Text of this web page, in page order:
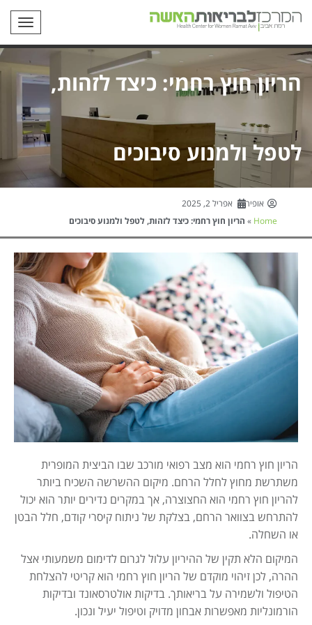
הריון חוץ רחמי: כיצד לזהות,
לטפל ולמנוע סיבוכים
אופיר
אפריל 2, 2025
Home
» הריון חוץ רחמי: כיצד לזהות, לטפל ולמנוע סיבוכים
הריון חוץ רחמי הוא מצב רפואי מורכב שבו הביצית המופרית
משתרשת מחוץ לחלל הרחם. מיקום ההשרשה השכיח ביותר
להריון חוץ רחמי הוא החצוצרה, אך במקרים נדירים יותר הוא יכול
להתרחש בצוואר הרחם, בצלקת של ניתוח קיסרי קודם, חלל הבטן
או השחלה.
המיקום הלא תקין של ההיריון עלול לגרום לדימום משמעותי אצל
ההרה, לכן זיהוי מוקדם של הריון חוץ רחמי הוא קריטי להצלחת
הטיפול ולשמירה על בריאותך. בדיקות אולטרסאונד ובדיקות
הורמונליות מאפשרות אבחון מדויק וטיפול יעיל ונכון.